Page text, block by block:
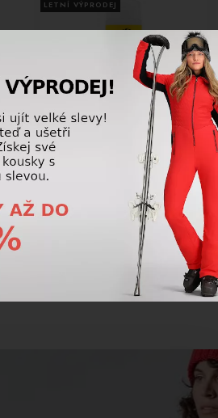
LETNÍ VÝPRODEJ
Toko Eco Wool Wash 5582609
Prací prostředek 250ml
360,00 Kč 400,00Kč
-10%